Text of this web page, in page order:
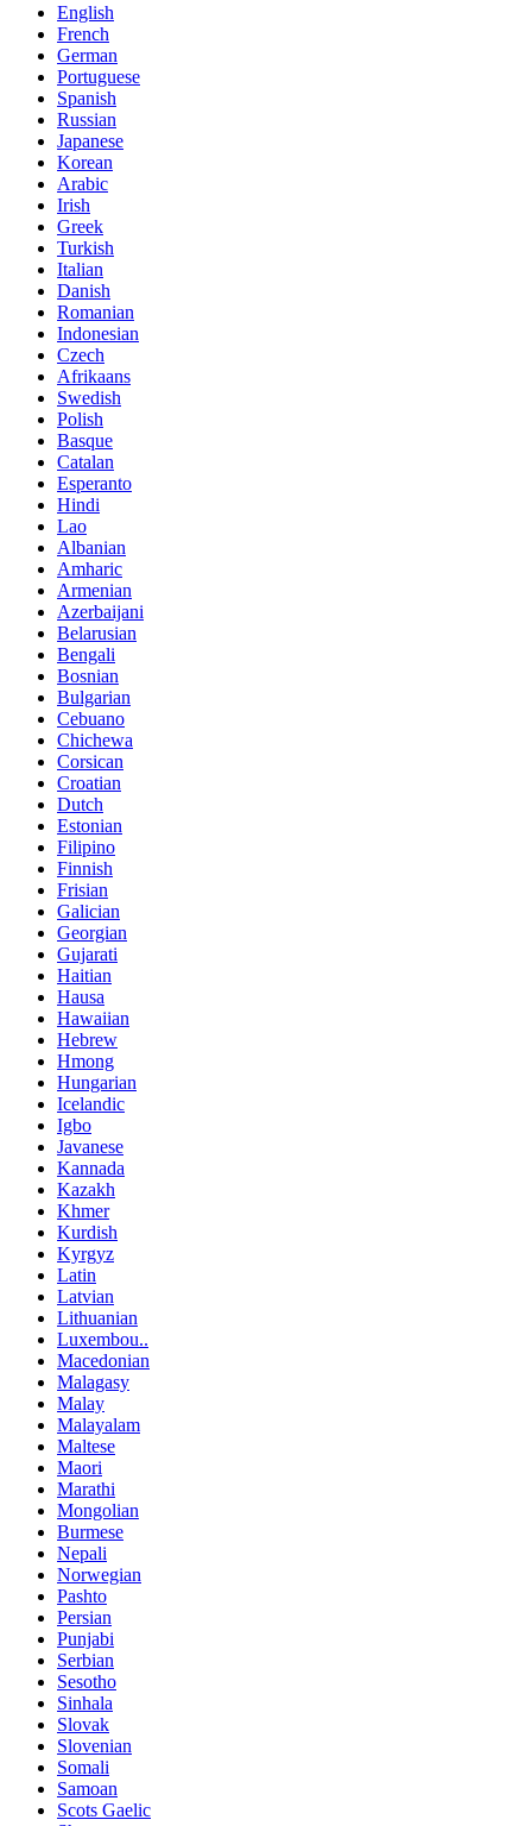
English
French
German
Portuguese
Spanish
Russian
Japanese
Korean
Arabic
Irish
Greek
Turkish
Italian
Danish
Romanian
Indonesian
Czech
Afrikaans
Swedish
Polish
Basque
Catalan
Esperanto
Hindi
Lao
Albanian
Amharic
Armenian
Azerbaijani
Belarusian
Bengali
Bosnian
Bulgarian
Cebuano
Chichewa
Corsican
Croatian
Dutch
Estonian
Filipino
Finnish
Frisian
Galician
Georgian
Gujarati
Haitian
Hausa
Hawaiian
Hebrew
Hmong
Hungarian
Icelandic
Igbo
Javanese
Kannada
Kazakh
Khmer
Kurdish
Kyrgyz
Latin
Latvian
Lithuanian
Luxembou..
Macedonian
Malagasy
Malay
Malayalam
Maltese
Maori
Marathi
Mongolian
Burmese
Nepali
Norwegian
Pashto
Persian
Punjabi
Serbian
Sesotho
Sinhala
Slovak
Slovenian
Somali
Samoan
Scots Gaelic